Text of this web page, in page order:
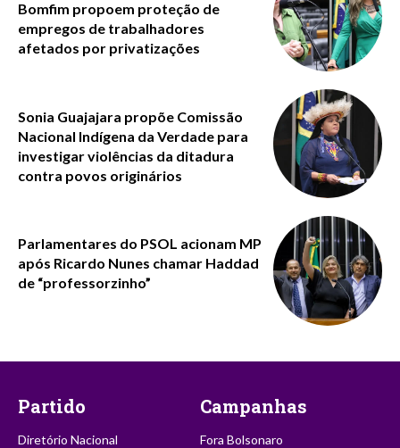
Bomfim propoem proteção de
empregos de trabalhadores
afetados por privatizações
Sonia Guajajara propõe Comissão
Nacional Indígena da Verdade para
investigar violências da ditadura
contra povos originários
Parlamentares do PSOL acionam MP
após Ricardo Nunes chamar Haddad
de “professorzinho”
Partido
Diretório Nacional
Campanhas
Fora Bolsonaro